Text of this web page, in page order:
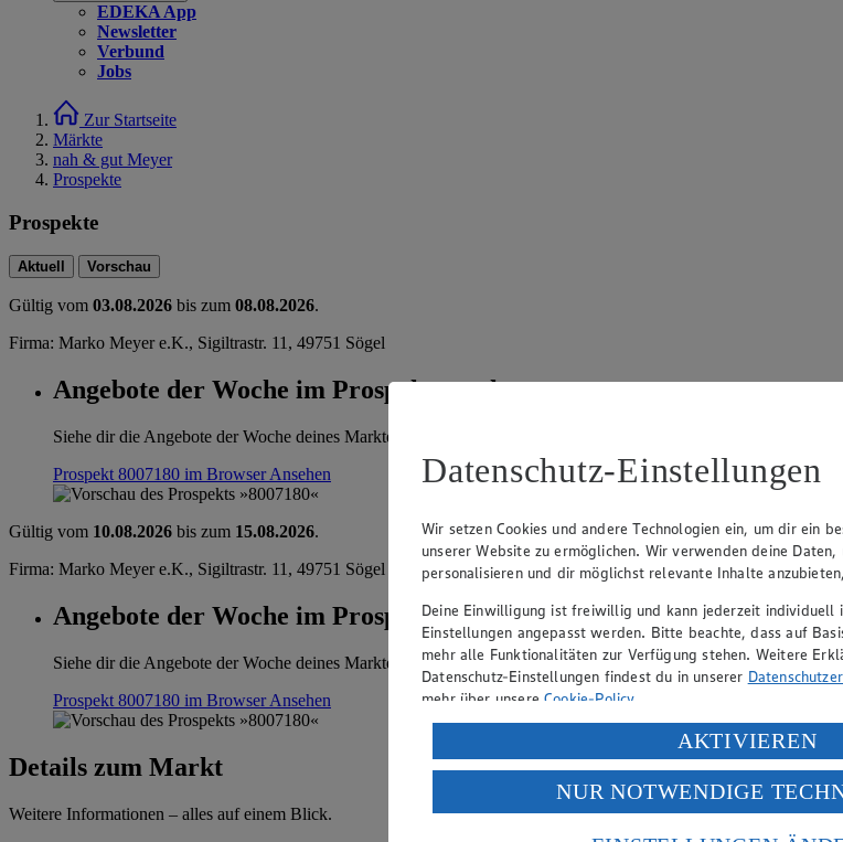
EDEKA App
Newsletter
Verbund
Jobs
Zur Startseite
Märkte
nah & gut Meyer
Prospekte
Prospekte
Aktuell Vorschau
Gültig vom 03.08.2026 bis zum 08.08.2026.
Firma: Marko Meyer e.K., Sigiltrastr. 11, 49751 Sögel
Angebote der Woche im Prospekt ansehen
Siehe dir die Angebote der Woche deines Marktes im digitalen Blätterkatalog an.
Prospekt 8007180 im BrowserAnsehen
Gültig vom 10.08.2026 bis zum 15.08.2026.
Firma: Marko Meyer e.K., Sigiltrastr. 11, 49751 Sögel
Angebote der Woche im Prospekt ansehen
Siehe dir die Angebote der Woche deines Marktes im digitalen Blätterkatalog an.
Prospekt 8007180 im BrowserAnsehen
Details zum Markt
Weitere Informationen – alles auf einem Blick.
Datenschutz-Einstellungen
Wir setzen Cookies und andere Technologien ein, um dir ein
unserer Website zu ermöglichen. Wir verwenden deine Daten,
personalisieren und dir möglichst relevante Inhalte
Deine Einwilligung ist freiwillig und kann jederzeit individuell
Einstellungen angepasst werden. Bitte beachte, dass auf
mehr alle Funktionalitäten zur Verfügung stehen. Weitere
Datenschutz-Einstellungen findest du in unserer
mehr über unsereCookie-Policy.
Verarbeitung deiner personenbezogenen Daten in den USA
Wenn du auf „Aktivieren“ klickst, willigst du im Sinne des
ein, dass deine Daten in den USA verarbeitet werden. Der
einem nach europäischen Standards nicht angemessenen
AKTIVIEREN
NUR NOTWENDIGE